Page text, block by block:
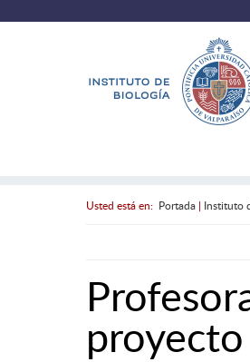
Usted está en: Portada| Instituto